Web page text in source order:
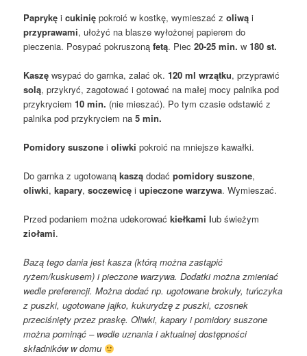
Paprykę icukinię pokroić w kostkę, wymieszać zoliwą i
przyprawami, ułożyć na blasze wyłożonej papierem do
pieczenia. Posypać pokruszonąfetą. Piec20-25 min. w180 st.
Kaszę wsypać do garnka, zalać ok.120 ml wrzątku, przyprawić
solą, przykryć, zagotować i gotować na małej mocy palnika pod
przykryciem10 min. (nie mieszać). Po tym czasie odstawić z
palnika pod przykryciem na5 min.
Pomidory suszone ioliwki pokroić na mniejsze kawałki.
Do garnka z ugotowanąkaszą dodaćpomidory suszone,
oliwki,kapary,soczewicę iupieczone warzywa. Wymieszać.
Przed podaniem można udekorować kiełkami lub świeżym
ziołami.
Bazą tego dania jest kasza (którą można zastąpić
ryżem/kuskusem) i pieczone warzywa. Dodatki można zmieniać
wedle preferencji. Można dodać np. ugotowane brokuły, tuńczyka
z puszki, ugotowane jajko, kukurydzę z puszki, czosnek
przeciśnięty przez praskę. Oliwki, kapary i pomidory suszone
można pominąć – wedle uznania i aktualnej dostępności
składników w domu